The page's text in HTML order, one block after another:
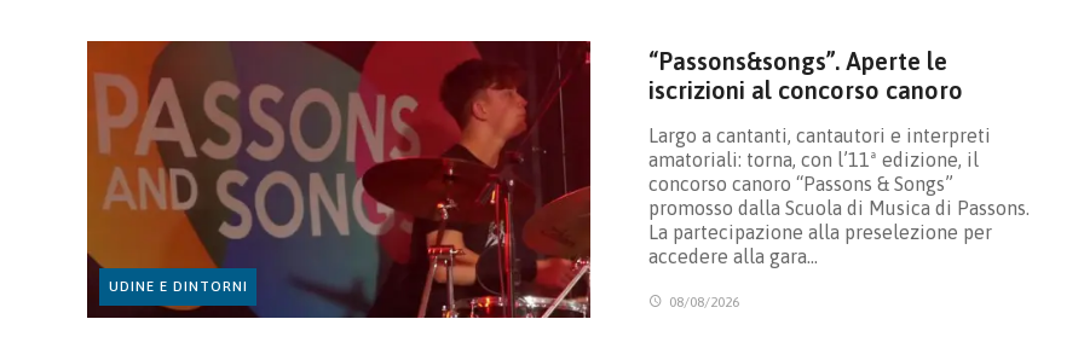
UDINE E DINTORNI
“Passons&songs”. Aperte le
iscrizioni al concorso canoro
Largo a cantanti, cantautori e interpreti
amatoriali: torna, con l’11ª edizione, il
concorso canoro “Passons & Songs”
promosso dalla Scuola di Musica di Passons.
La partecipazione alla preselezione per
accedere alla gara…
08/08/2026